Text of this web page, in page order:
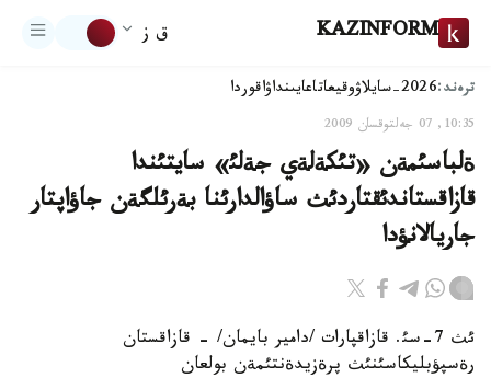
KAZINFORM ق ز
ترەند:2026-سايلاۋ وقيعاتاعايىنداۋاقوردا
10:35, 07 جەلتوقسان 2009
ةلباسئمةن «تئكةلةي جةلئ» سايتئندا
قازاقستاندئقتاردئث ساؤالدارئنا بةرئلگةن جاؤاپتار
جاريالانؤدا
ئث 7-سئ. قازاقپارات /دامير بايمان/ - قازاقستان
رةسپؤبليكاسئنئث پرةزيدةنتئمةن بولعان